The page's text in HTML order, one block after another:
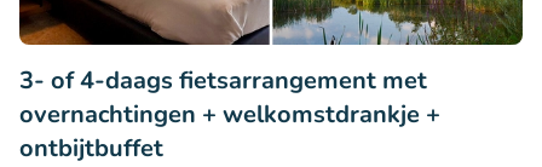
3- of 4-daags fietsarrangement met
overnachtingen + welkomstdrankje +
ontbijtbuffet